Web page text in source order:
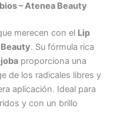
– Atenea Beauty
merecen con el Lip
. Su fórmula rica
proporciona una
de los radicales libres y
aplicación. Ideal para
y con un brillo